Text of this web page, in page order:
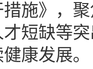
施》，
短缺等
康发展。